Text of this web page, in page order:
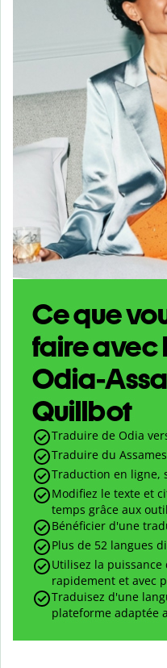
Ce que
faire avec
Odia-
Quillbot
Traduire de Odia
Traduire du
Traduction en ligne,
Modifiez le texte et
temps grâce aux
Bénéficier d'une
Plus de 52 langues
Utilisez la
rapidement et avec
Traduisez d'une
plateforme adaptée